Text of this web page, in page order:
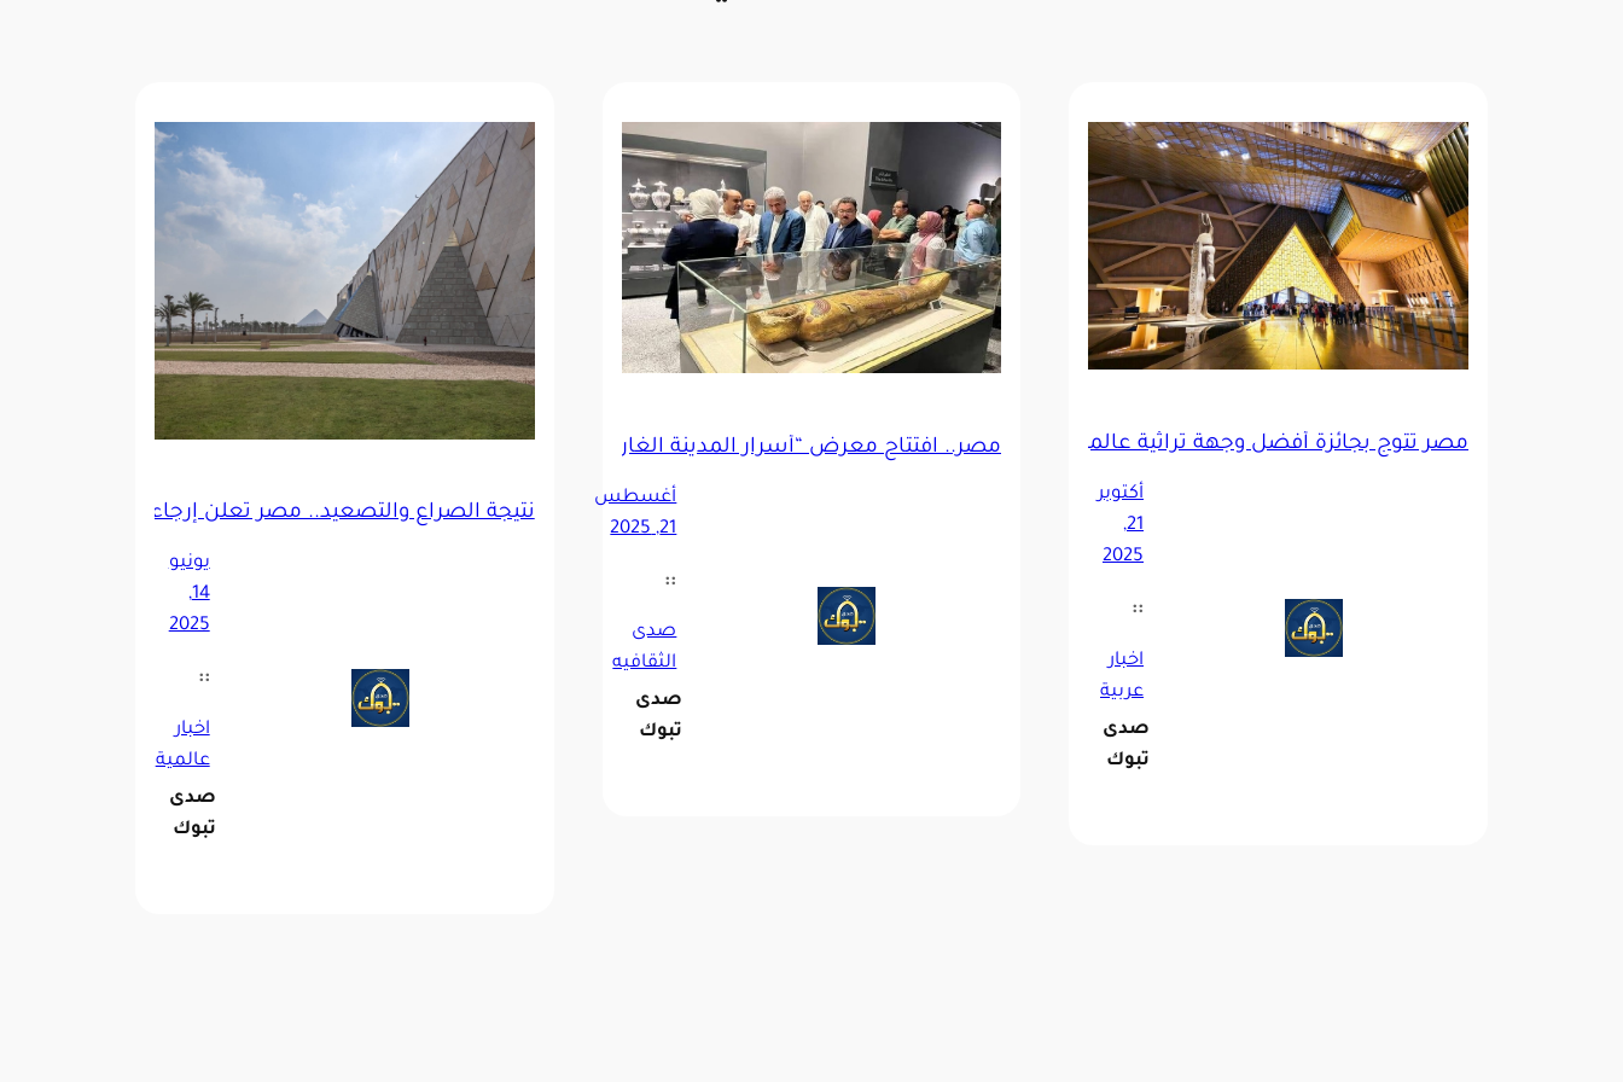
مصر تتوج بجائزة أفضل وجهة تراثية عالمية
أكتوبر
21,
2025
::
اخبار
عربية
صدى
تبوك
مصر.. افتتاح معرض “أسرار المدينة الغارقة” بـ86 قطعة أثرية و1100 كتاب
أغسطس
21, 2025
::
صدى
الثقافيه
صدى
تبوك
نتيجة الصراع والتصعيد.. مصر تعلن إرجاء افتتاح المتحف
يونيو
14,
2025
::
اخبار
عالمية
صدى
تبوك